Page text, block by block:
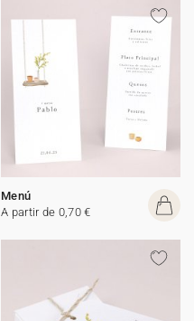
Menú
A partir de 0,70 €